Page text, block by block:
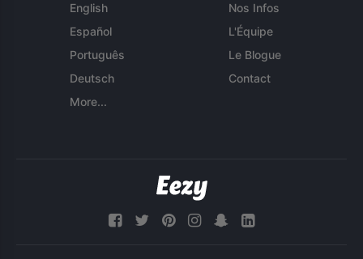
English
Español
Português
Deutsch
More...
Nos Infos
L'Équipe
Le Blogue
Contact